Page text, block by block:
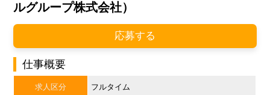
ルグループ株式会社）
応募する
仕事概要
求人区分 フルタイム